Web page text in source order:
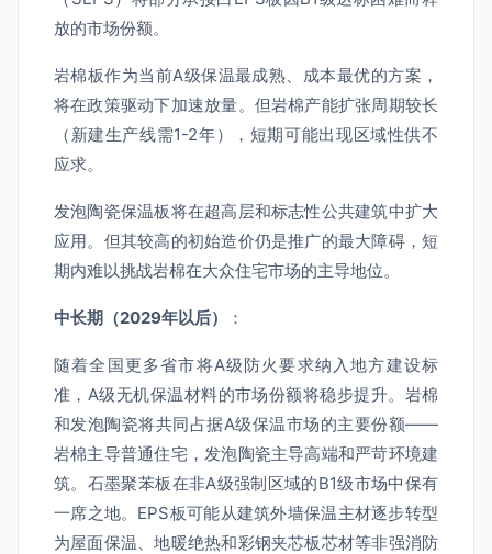
放的市场份额。
岩棉板作为当前A级保温最成熟、成本最优的方案，
将在政策驱动下加速放量。但岩棉产能扩张周期较长
（新建生产线需1-2年），短期可能出现区域性供不
应求。
发泡陶瓷保温板将在超高层和标志性公共建筑中扩大
应用。但其较高的初始造价仍是推广的最大障碍，短
期内难以挑战岩棉在大众住宅市场的主导地位。
中长期（2029年以后） ：
随着全国更多省市将A级防火要求纳入地方建设标
准，A级无机保温材料的市场份额将稳步提升。岩棉
和发泡陶瓷将共同占据A级保温市场的主要份额——
岩棉主导普通住宅，发泡陶瓷主导高端和严苛环境建
筑。石墨聚苯板在非A级强制区域的B1级市场中保有
一席之地。EPS板可能从建筑外墙保温主材逐步转型
为屋面保温、地暖绝热和彩钢夹芯板芯材等非强消防